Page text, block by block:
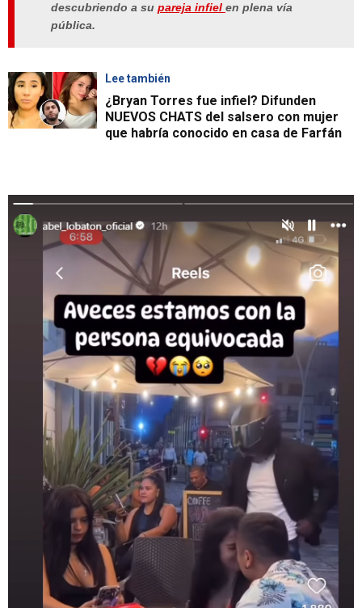
descubriendo a su pareja infiel en plena vía
pública.
Lee también
¿Bryan Torres fue infiel? Difunden
NUEVOS CHATS del salsero con mujer
que habría conocido en casa de Farfán